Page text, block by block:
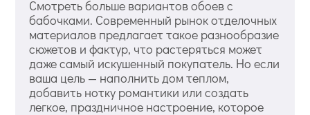
Смотреть больше вариантов обоев с
бабочками. Современный рынок отделочных
материалов предлагает такое разнообразие
сюжетов и фактур, что растеряться может
даже самый искушенный покупатель. Но если
ваша цель — наполнить дом теплом,
добавить нотку романтики или создать
легкое, праздничное настроение, которое